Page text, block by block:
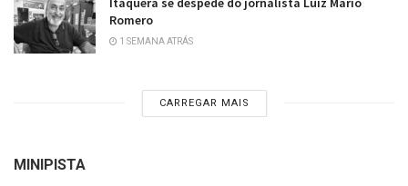
Romero
1 SEMANA ATRÁS
CARREGAR MAIS
MINIPISTA